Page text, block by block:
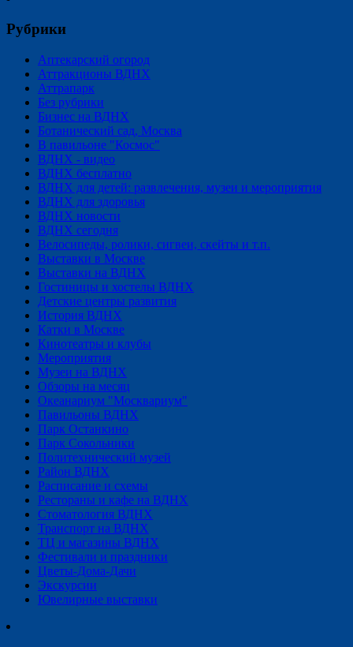
Рубрики
Аптекарский огород
Аттракционы ВДНХ
Аттрапарк
Без рубрики
Бизнес на ВДНХ
Ботанический сад, Москва
В павильоне "Космос"
ВДНХ - видео
ВДНХ бесплатно
ВДНХ для детей: развлечения, музеи и мероприятия
ВДНХ для здоровья
ВДНХ новости
ВДНХ сегодня
Велосипеды, ролики, сигвеи, скейты и т.п.
Выставки в Москве
Выставки на ВДНХ
Гостиницы и хостелы ВДНХ
Детские центры развития
История ВДНХ
Катки в Москве
Кинотеатры и клубы
Мероприятия
Музеи на ВДНХ
Обзоры на месяц
Океанариум "Москвариум"
Павильоны ВДНХ
Парк Останкино
Парк Сокольники
Политехнический музей
Район ВДНХ
Расписание и схемы
Рестораны и кафе на ВДНХ
Стоматология ВДНХ
Транспорт на ВДНХ
ТЦ и магазины ВДНХ
Фестивали и праздники
Цветы-Дома-Дачи
Экскурсии
Ювелирные выставки